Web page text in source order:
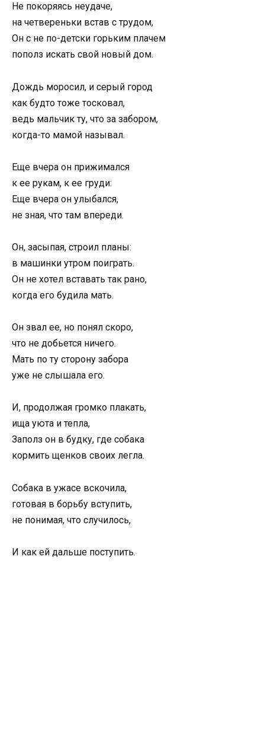
Не покоряясь неудаче,
на четвереньки встав с трудом,
Он с не по-детски горьким плачем
пополз искать свой новый дом.
Дождь моросил, и серый город
как будто тоже тосковал,
ведь мальчик ту, что за забором,
когда-то мамой называл.
Еще вчера он прижимался
к ее рукам, к ее груди:
Еще вчера он улыбался,
не зная, что там впереди.
Он, засыпая, строил планы:
в машинки утром поиграть.
Он не хотел вставать так рано,
когда его будила мать.
Он звал ее, но понял скоро,
что не добьется ничего.
Мать по ту сторону забора
уже не слышала его.
И, продолжая громко плакать,
ища уюта и тепла,
Заполз он в будку, где собака
кормить щенков своих легла.
Собака в ужасе вскочила,
готовая в борьбу вступить,
не понимая, что случилось,
И как ей дальше поступить.